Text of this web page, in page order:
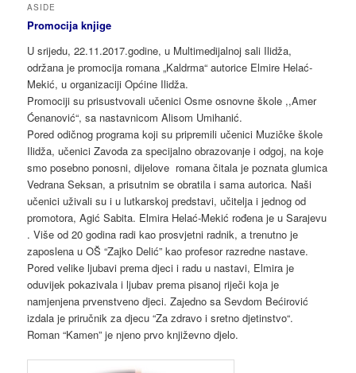
ASIDE
Promocija knjige
U srijedu, 22.11.2017.godine, u Multimedijalnoj sali Ilidža,
održana je promocija romana „Kaldrma“ autorice Elmire Helać-
Mekić, u organizaciji Općine Ilidža.
Promociji su prisustvovali učenici Osme osnovne škole ,,Amer
Ćenanović“, sa nastavnicom Alisom Umihanić.
Pored odičnog programa koji su pripremili učenici Muzičke škole
Ilidža, učenici Zavoda za specijalno obrazovanje i odgoj, na koje
smo posebno ponosni, dijelove romana čitala je poznata glumica
Vedrana Seksan, a prisutnim se obratila i sama autorica. Naši
učenici uživali su i u lutkarskoj predstavi, učitelja i jednog od
promotora, Agić Sabita. Elmira Helać-Mekić rođena je u Sarajevu
. Više od 20 godina radi kao prosvjetni radnik, a trenutno je
zaposlena u OŠ “Zajko Delić” kao profesor razredne nastave.
Pored velike ljubavi prema djeci i radu u nastavi, Elmira je
oduvijek pokazivala i ljubav prema pisanoj riječi koja je
namjenjena prvenstveno djeci. Zajedno sa Sevdom Bećirović
izdala je priručnik za djecu “Za zdravo i sretno djetinstvo“.
Roman “Kamen” je njeno prvo književno djelo.